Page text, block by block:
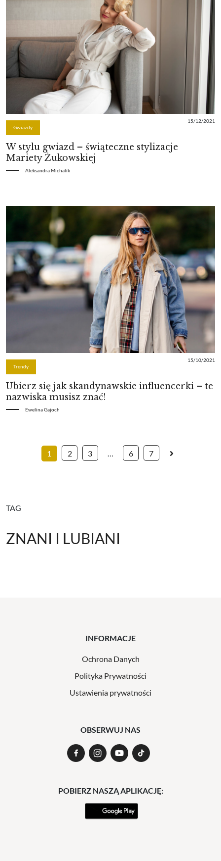
Gwiazdy
15/12/2021
W stylu gwiazd – świąteczne stylizacje
Mariety Żukowskiej
Aleksandra Michalik
Trendy
15/10/2021
Ubierz się jak skandynawskie influencerki – te
nazwiska musisz znać!
Ewelina Gajoch
1 2 3 6 7
TAG
ZNANI I LUBIANI
INFORMACJE
Ochrona Danych
Polityka Prywatności
Ustawienia prywatności
OBSERWUJ NAS
POBIERZ NASZĄ APLIKACJĘ: